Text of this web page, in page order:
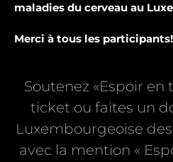
maladies du cerveau au
Merci à tous les participants!
Soutenez «Espoir en
ticket ou faites un
Luxembourgeoise
avec la mention «